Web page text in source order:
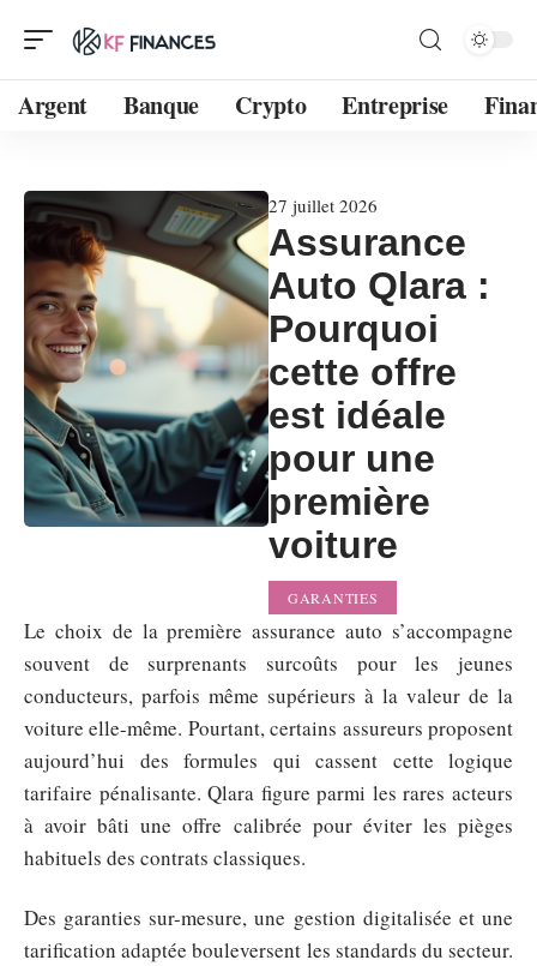
Argent Banque Crypto Entreprise
27 juillet 2026
Assurance
Auto Qlara :
Pourquoi
cette offre
est idéale
pour une
première
voiture
GARANTIES
Le choix de la première assurance auto s’accompagne
souvent de surprenants surcoûts pour les jeunes
conducteurs, parfois même supérieurs à la valeur de la
voiture elle-même. Pourtant, certains assureurs proposent
aujourd’hui des formules qui cassent cette logique
tarifaire pénalisante. Qlara figure parmi les rares acteurs
à avoir bâti une offre calibrée pour éviter les pièges
habituels des contrats classiques.
Des garanties sur-mesure, une gestion digitalisée et une
tarification adaptée bouleversent les standards du secteur.